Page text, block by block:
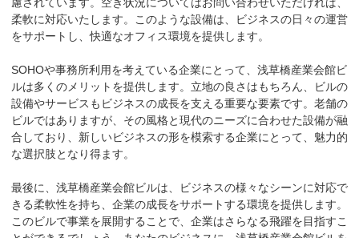
柔軟に対応いたします。このような設備は、ビジネスの日々の運営
をサポートし、快適なオフィス環境を提供します。
SOHOや事務所利用を考えている企業にとって、浅草橋産業会館ビ
ルは多くのメリットを提供します。立地の良さはもちろん、ビルの
設備やサービスもビジネスの成長を支える重要な要素です。老舗の
ビルではありますが、その風格と現代のニーズに合わせた設備が融
合しており、新しいビジネスの形を模索する企業にとって、魅力的
な選択肢となり得ます。
最後に、浅草橋産業会館ビルは、ビジネスの様々なシーンに対応で
きる柔軟性を持ち、企業の成長をサポートする環境を提供します。
このビルで事業を展開することで、企業はさらなる飛躍を目指すこ